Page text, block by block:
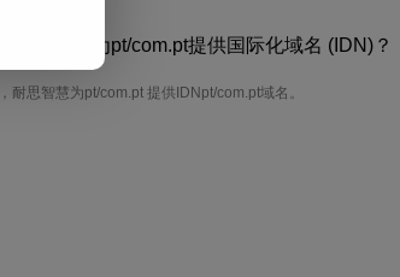
思智慧是否为pt/com.pt提供国际化域名 (IDN)？
耐思智慧为pt/com.pt 提供IDNpt/com.pt域名。